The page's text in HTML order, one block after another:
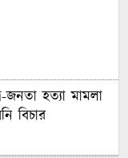
জনতা হত্যা মামলা
বিচার